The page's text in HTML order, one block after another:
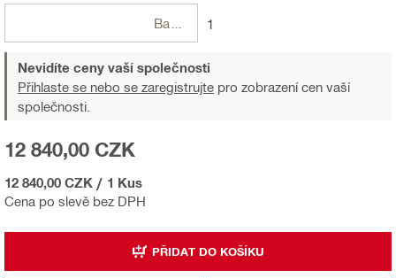
1
Nevidíte ceny vaší společnosti
Přihlaste se nebo se zaregistrujte pro zobrazení cen vaší
společnosti.
Cena po slevě bez DPH
12 840,00 CZK
12 840,00 CZK / 1 Kus
PŘIDAT DO KOŠÍKU